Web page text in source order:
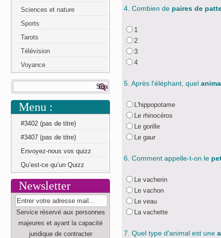
Sciences et nature
Sports
Tarots
Télévision
Voyance
Menu :
#3402 (pas de titre)
#3407 (pas de titre)
Envoyez-nous vos quizz
Qu’est-ce qu’un Quizz
Newsletter
Service réservé aux personnes
majeures et ayant la capacité
juridique de contracter
4. Combien de paires de
1
2
3
4
5. Après l'éléphant, quel
L'hippopotame
Le rhinocéros
Le gorille
Le gaur
6. Comment appelle-t-on le
Le vacherin
Le vachon
Le veau
La vachette
7. Quel type d'animal est une